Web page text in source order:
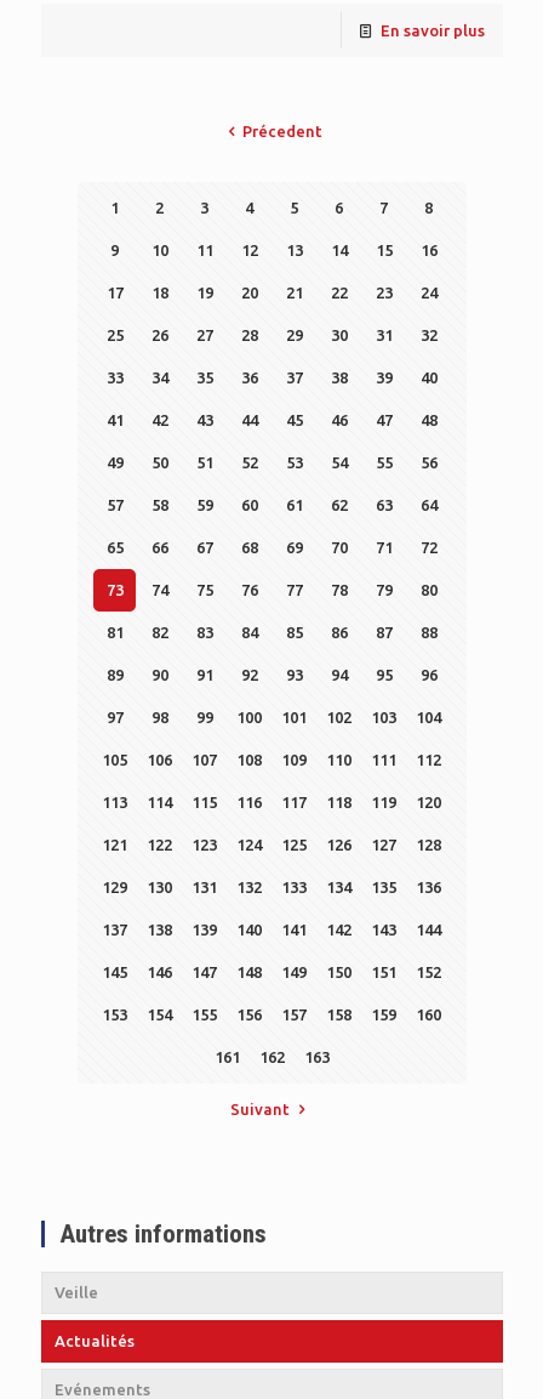
En savoir plus
Précedent
1 2 3 4 5 6 7 8
9 10 11 12 13 14 15 16
17 18 19 20 21 22 23 24
25 26 27 28 29 30 31 32
33 34 35 36 37 38 39 40
41 42 43 44 45 46 47 48
49 50 51 52 53 54 55 56
57 58 59 60 61 62 63 64
65 66 67 68 69 70 71 72
73 74 75 76 77 78 79 80
81 82 83 84 85 86 87 88
89 90 91 92 93 94 95 96
97 98 99 100 101 102 103 104
105 106 107 108 109 110 111 112
113 114 115 116 117 118 119 120
121 122 123 124 125 126 127 128
129 130 131 132 133 134 135 136
137 138 139 140 141 142 143 144
145 146 147 148 149 150 151 152
153 154 155 156 157 158 159 160
161 162 163
Suivant
Autres informations
Veille
Actualités
Evénements